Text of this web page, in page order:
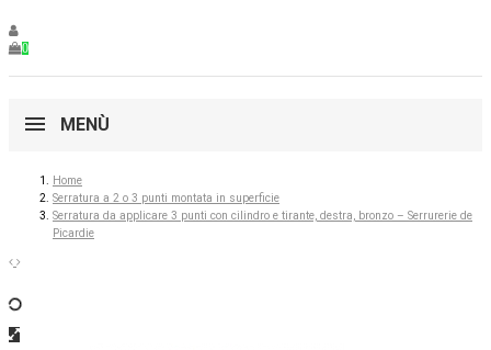
0
MENÙ
Home
Serratura a 2 o 3 punti montata in superficie
Serratura da applicare 3 punti con cilindro e tirante, destra, bronzo – Serrurerie de
Picardie